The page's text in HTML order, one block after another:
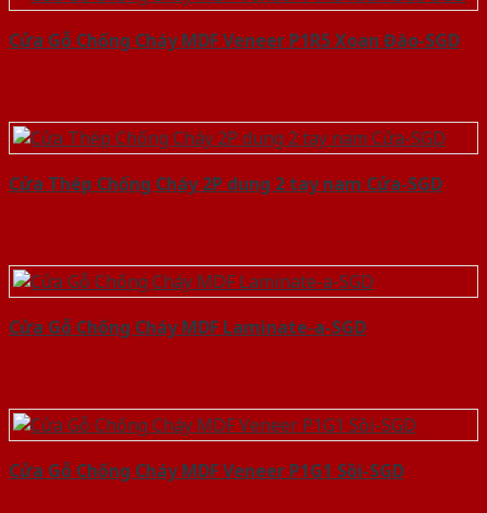
Cửa Gỗ Chống Cháy MDF Veneer P1R5 Xoan Đào-SGD
Cửa Thép Chống Cháy 2P dung 2 tay nam Cửa-SGD
Cửa Gỗ Chống Cháy MDF Laminate-a-SGD
Cửa Gỗ Chống Cháy MDF Veneer P1G1 Sồi-SGD